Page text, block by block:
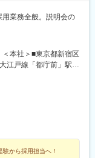
用業務全般。説明会の
本社＞■東京都新宿区
江戸線「都庁前」駅直
└丸ノ内線「西新宿」
ク♪／地下通路で駅と
フィスで、29階の窓
間です。ビル内には
わりの食事も楽しめ
から採用担当へ！